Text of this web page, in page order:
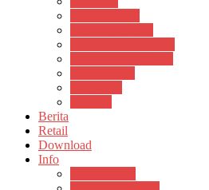
Berita
Retail
Download
Info